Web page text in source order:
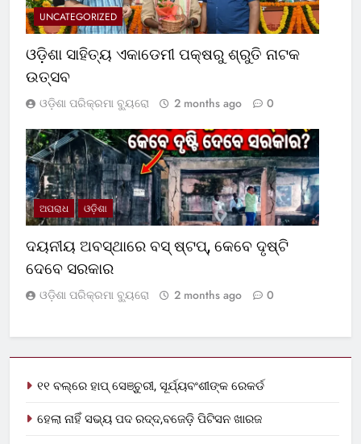
UNCATEGORIZED
ଓଡ଼ିଶା ସାହିତ୍ୟ ଏକାଡେମୀ ପକ୍ଷରୁ ଶ୍ରୁତି ନାଟକ
ଉତ୍ସବ
ଓଡ଼ିଶା ପରିକ୍ରମା ବ୍ୟୁରୋ 2 months ago 0
ଅପରାଧ ଓଡ଼ିଶା
ଦୟନୀୟ ଅବସ୍ଥାରେ ବସ୍‌ ଷ୍ଟପ୍‌, କେବେ ଦୃଷ୍ଟି
ଦେବେ ସରକାର
ଓଡ଼ିଶା ପରିକ୍ରମା ବ୍ୟୁରୋ 2 months ago 0
୧୧ ବଲ୍‌ରେ ହାପ୍ ସେଞ୍ଚୁରୀ, ସୂର୍ଯ୍ୟବଂଶୀଙ୍କ ରେକର୍ଡ
ହେଲା ନାହିଁ ସଭ୍ୟ ପଦ ରଦ୍ଦ,ବଜେଡ଼ି ପିଟିସନ ଖାରଜ